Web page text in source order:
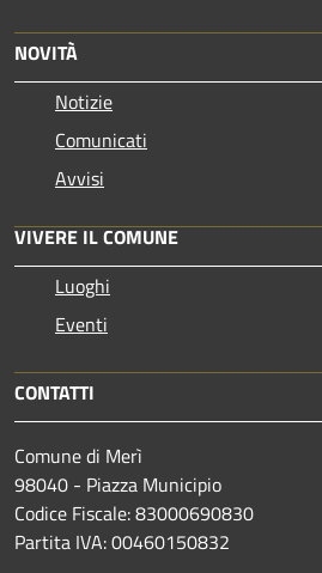
NOVITÀ
Notizie
Comunicati
Avvisi
VIVERE IL COMUNE
Luoghi
Eventi
CONTATTI
Comune di Merì
98040 - Piazza Municipio
Codice Fiscale: 83000690830
Partita IVA: 00460150832